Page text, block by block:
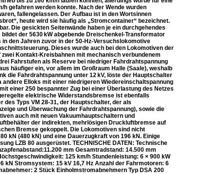
gefahren werden konnte. Nach der Wende wurden
fallengelassen. Der Aufbau ist in den Wortsinnen
heute wird sie häufig als „Stromcontainer“ bezeichnet.
Die gesickten Seitenwände haben je ein durchgehendes
der 5630 kW abgebende Dreischenkel-Transformator
den Jahren zuvor in der 50-Hz-Versuchslokomotive
Dieses wurde auch bei den Lokomotiven der
Kontakt-Kreisbahnen mit mechanisch verbundenem
Fahrstufen als Reserve bei niedriger Fahrdrahtspannung
häufiger ein, vor allem im Großraum Halle (Saale), weshalb
die Fahrdrahtspannung unter 12 kV, löste der Hauptschalter
Elloks mit einer niedrigeren Wiedereinschaltspannung
einer 250 bespannter Zug bei einer Überlastung des Netzes
elektrische Widerstandsbremse ist ebenfalls
Typs VM 28-31, der Hauptschalter, der als
und Überwachung der Fahrdrahtspannung), sowie die
auch mit neuen Vakuumhauptschaltern und
der indirekten, mehrlösigen Druckluftbremse auf
Bremse gekoppelt. Die Lokomotiven sind nicht
kN (480 kN) und eine Dauerzugkraft von 196 kN. Einige
LZB 80 ausgerüstet. TECHNISCHE DATEN: Technische
mm Gesamtradstand: 14.500 mm
125 km/h Stundenleistung: 6 × 900 kW
kN Stromsystem: 15 kV 16,7 Hz Anzahl der Fahrmotoren: 6
2 Stück Einholmstromabnehmern Typ DSA 200